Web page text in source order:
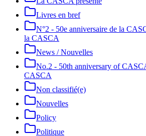
Livres en bref
N°2 - 50e anniversaire de la
la CASCA
News / Nouvelles
No.2 - 50th anniversary of
CASCA
Non classifié(e)
Nouvelles
Policy
Politique